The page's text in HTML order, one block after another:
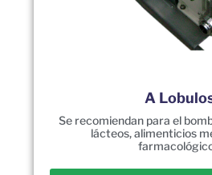
A
Se recomiendan para el
lácteos, alimenticios